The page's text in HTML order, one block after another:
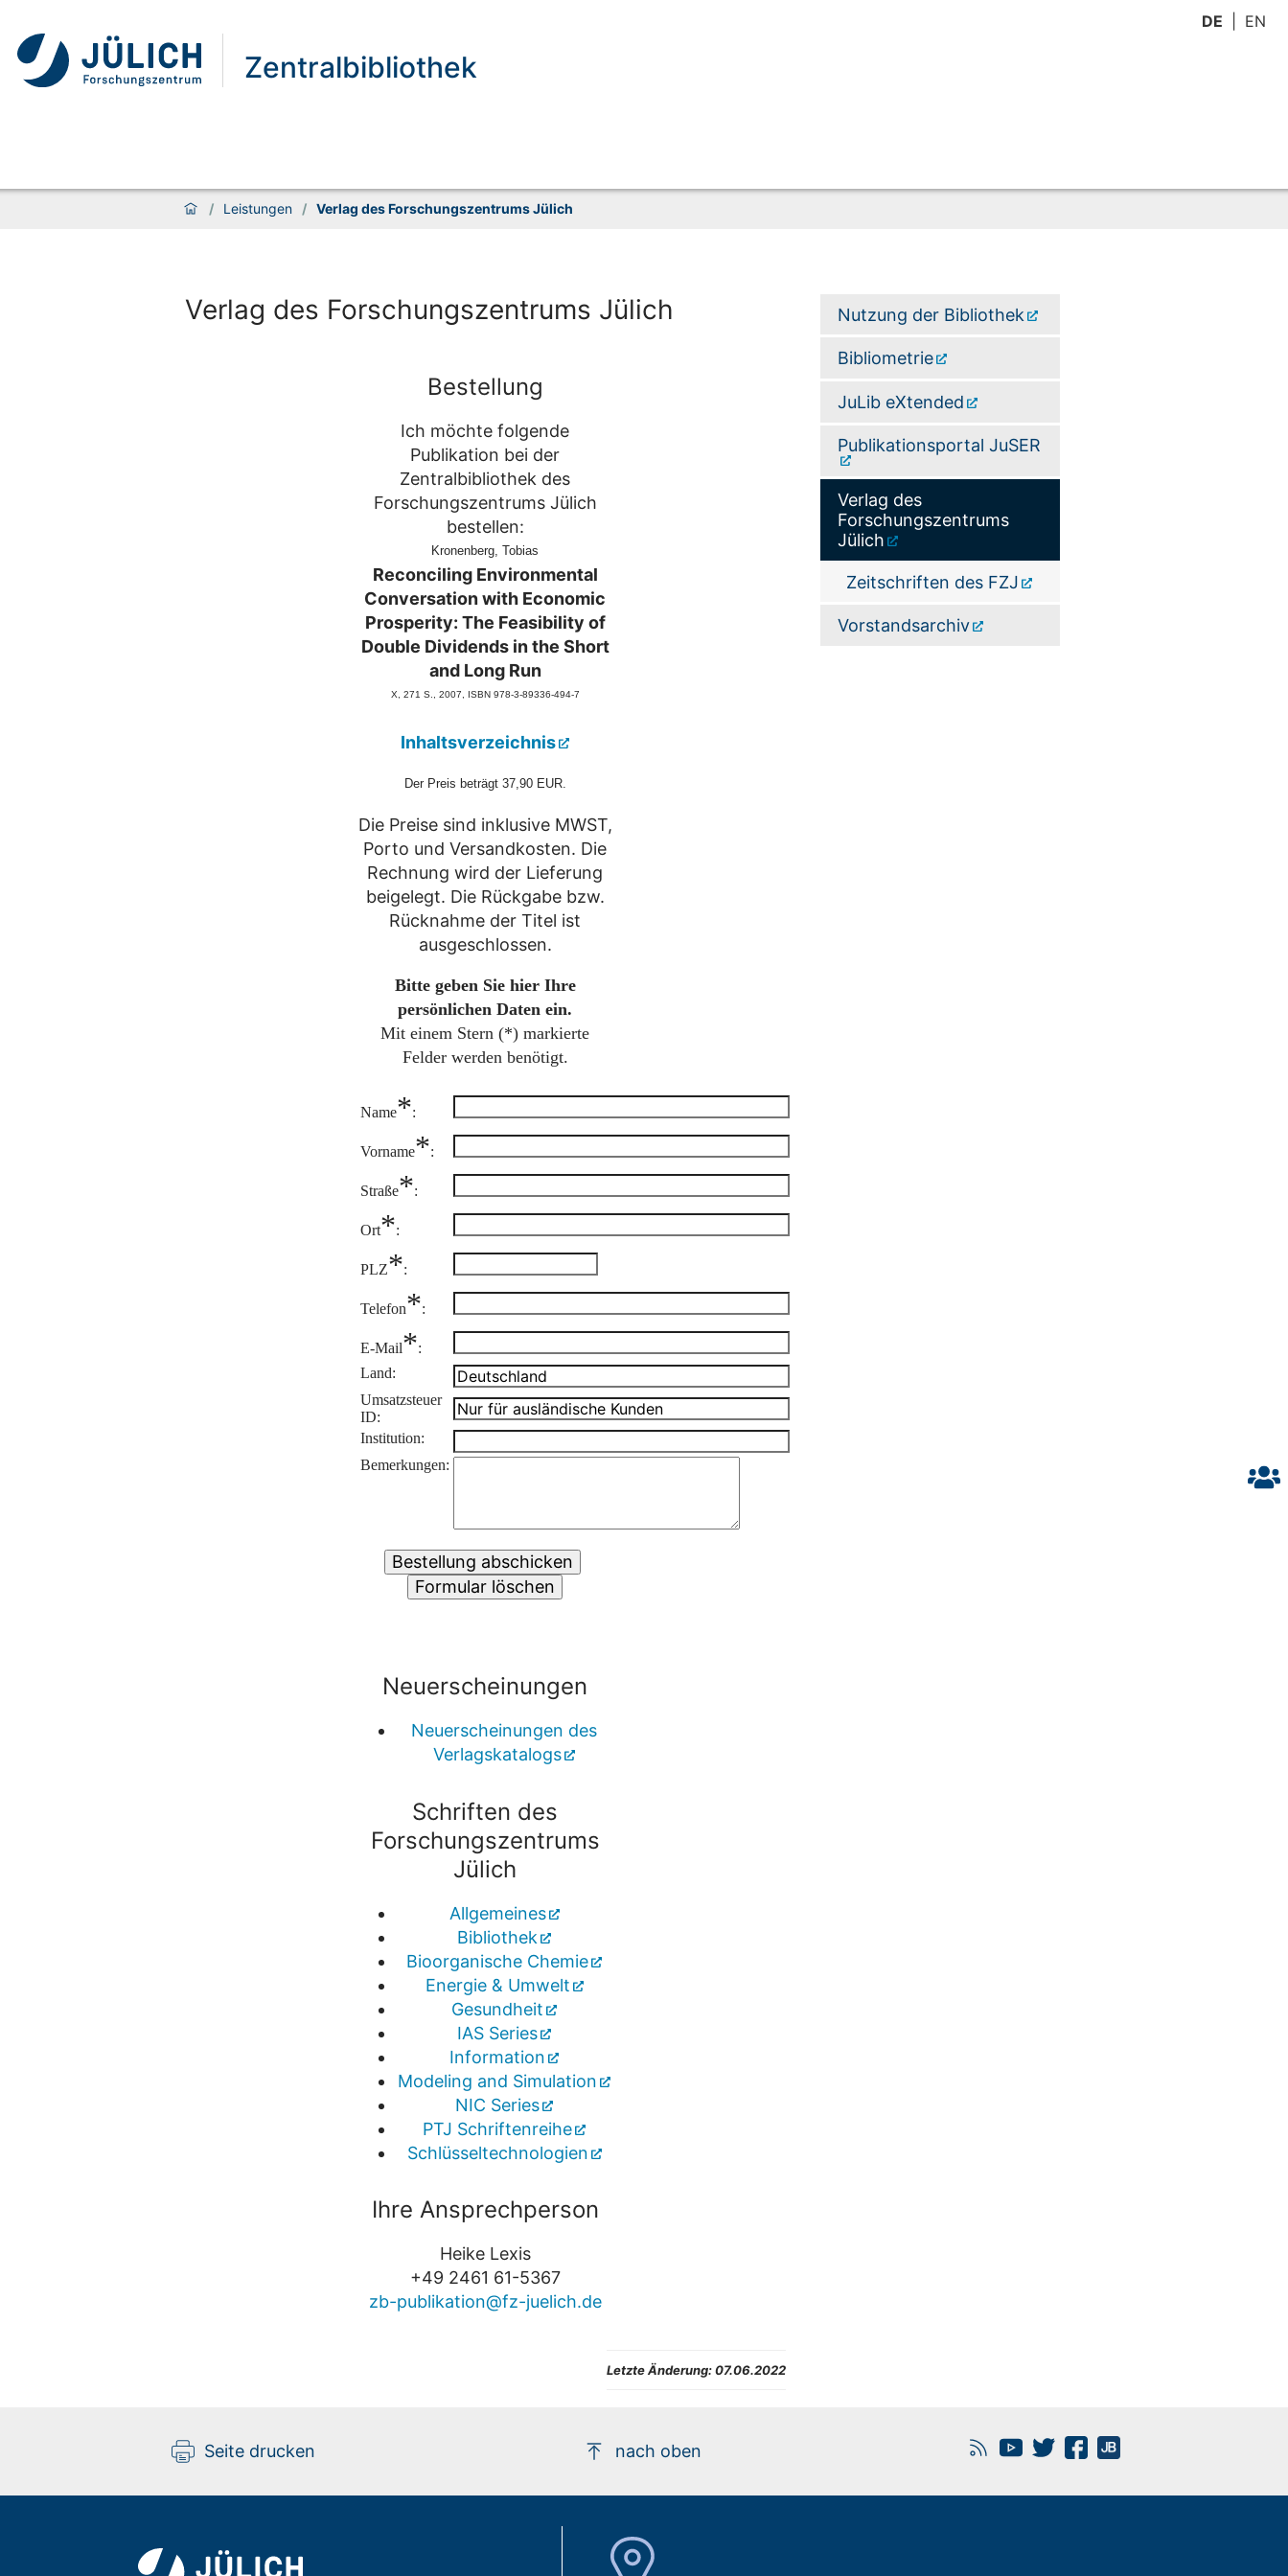
DE EN
Zentralbibliothek
/ Leistungen / Verlag des Forschungszentrums Jülich
Verlag des Forschungszentrums Jülich
Bestellung
Ich möchte folgende
Publikation bei der
Zentralbibliothek des
Forschungszentrums Jülich
bestellen:
Kronenberg, Tobias
Reconciling Environmental
Conversation with Economic
Prosperity: The Feasibility of
Double Dividends in the Short
and Long Run
X, 271 S., 2007 , ISBN 978-3-89336-494-7
Inhaltsverzeichnis
Der Preis beträgt 37,90 EUR.
Die Preise sind inklusive MWST,
Porto und Versandkosten. Die
Rechnung wird der Lieferung
beigelegt. Die Rückgabe bzw.
Rücknahme der Titel ist
ausgeschlossen.
Bitte geben Sie hier Ihre
persönlichen Daten ein.
Mit einem Stern (*) markierte
Felder werden benötigt.
Name*:
Vorname*:
Straße*:
Ort*:
PLZ*:
Telefon*:
E-Mail*:
Land:
Umsatzsteuer
ID:
Institution:
Bemerkungen:
Neuerscheinungen
Neuerscheinungen des
Verlagskatalogs
Schriften des
Forschungszentrums
Jülich
Allgemeines
Bibliothek
Bioorganische Chemie
Energie & Umwelt
Gesundheit
IAS Series
Information
Modeling and Simulation
NIC Series
PTJ Schriftenreihe
Schlüsseltechnologien
Ihre Ansprechperson
Heike Lexis
+49 2461 61-5367
zb-publikation@fz-juelich.de
Letzte Änderung: 07.06.2022
Nutzung der Bibliothek
Bibliometrie
JuLib eXtended
Publikationsportal JuSER
Verlag des
Forschungszentrums
Jülich
Zeitschriften des FZJ
Vorstandsarchiv
Seite drucken nach oben